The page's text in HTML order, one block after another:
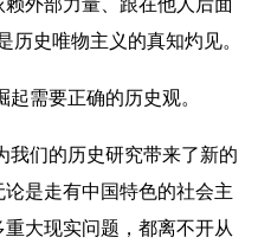
历史唯物主义的真知灼见。
需要正确的历史观。
我们的历史研究带来了新的
是走有中国特色的社会主
大现实问题，都离不开从